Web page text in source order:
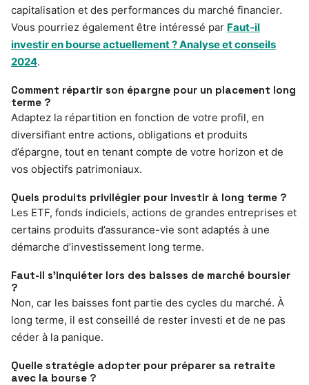
capitalisation et des performances du marché financier.
Vous pourriez également être intéressé par Faut-il
investir en bourse actuellement ? Analyse et conseils
2024.
Comment répartir son épargne pour un placement long
terme ?
Adaptez la répartition en fonction de votre profil, en
diversifiant entre actions, obligations et produits
d’épargne, tout en tenant compte de votre horizon et de
vos objectifs patrimoniaux.
Quels produits privilégier pour investir à long terme ?
Les ETF, fonds indiciels, actions de grandes entreprises et
certains produits d’assurance-vie sont adaptés à une
démarche d’investissement long terme.
Faut-il s’inquiéter lors des baisses de marché boursier
?
Non, car les baisses font partie des cycles du marché. À
long terme, il est conseillé de rester investi et de ne pas
céder à la panique.
Quelle stratégie adopter pour préparer sa retraite
avec la bourse ?